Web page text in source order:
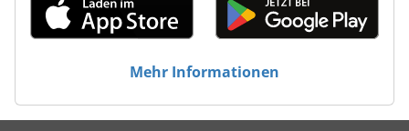
Mehr Informationen